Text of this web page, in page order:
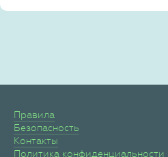
Правила
Безопасность
Контакты
Политика конфиденциальности